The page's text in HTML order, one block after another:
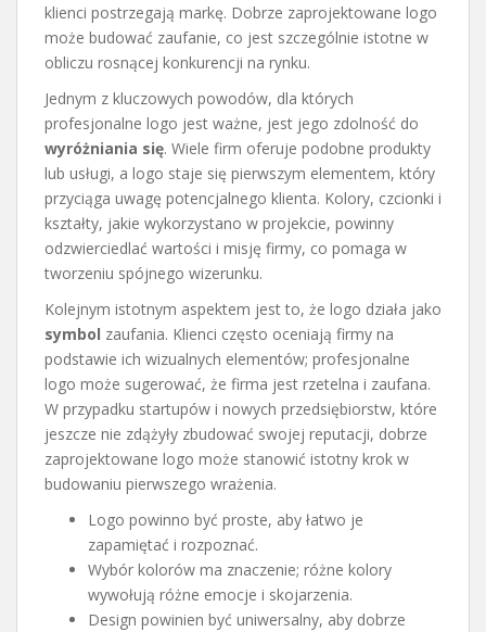
klienci postrzegają markę. Dobrze zaprojektowane logo
może budować zaufanie, co jest szczególnie istotne w
obliczu rosnącej konkurencji na rynku.
Jednym z kluczowych powodów, dla których
profesjonalne logo jest ważne, jest jego zdolność do
wyróżniania się. Wiele firm oferuje podobne produkty
lub usługi, a logo staje się pierwszym elementem, który
przyciąga uwagę potencjalnego klienta. Kolory, czcionki i
kształty, jakie wykorzystano w projekcie, powinny
odzwierciedlać wartości i misję firmy, co pomaga w
tworzeniu spójnego wizerunku.
Kolejnym istotnym aspektem jest to, że logo działa jako
symbol zaufania. Klienci często oceniają firmy na
podstawie ich wizualnych elementów; profesjonalne
logo może sugerować, że firma jest rzetelna i zaufana.
W przypadku startupów i nowych przedsiębiorstw, które
jeszcze nie zdążyły zbudować swojej reputacji, dobrze
zaprojektowane logo może stanowić istotny krok w
budowaniu pierwszego wrażenia.
Logo powinno być proste, aby łatwo je
zapamiętać i rozpoznać.
Wybór kolorów ma znaczenie; różne kolory
wywołują różne emocje i skojarzenia.
Design powinien być uniwersalny, aby dobrze